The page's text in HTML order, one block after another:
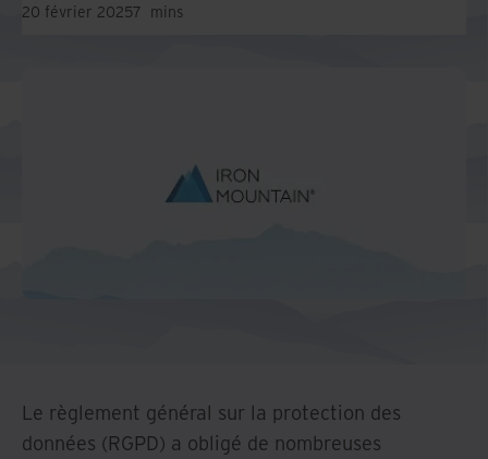
20 février 20257 mins
Le règlement général sur la protection des
données (RGPD) a obligé de nombreuses